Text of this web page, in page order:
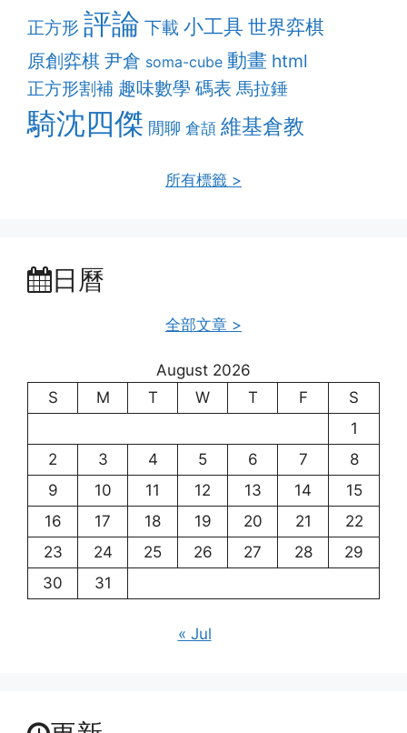
正方形 評論 下載 小工具 世界弈棋
原創弈棋 尹倉 soma-cube 動畫 html
正方形割補 趣味數學 碼表 馬拉錘
騎沈四傑 閒聊 倉頡 維基倉教
所有標籤 >
日曆
全部文章 >
August 2026
S
M T W T F
S
1
2
3 4 5 6 7
8
9
10 11 12 13 14
15
16
17 18 19 20 21
22
23
24 25 26 27 28
29
30
31
« Jul